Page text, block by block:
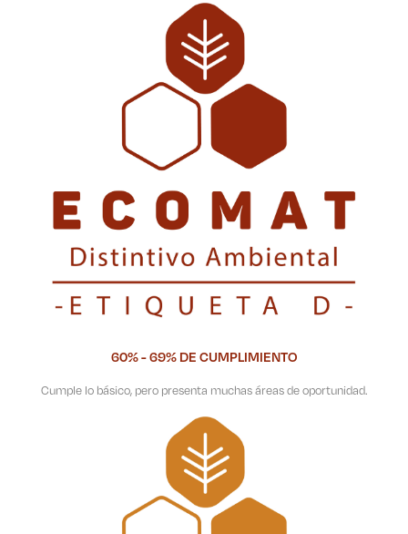
60% - 69% DE CUMPLIMIENTO
Cumple lo básico, pero presenta muchas áreas de oportunidad.